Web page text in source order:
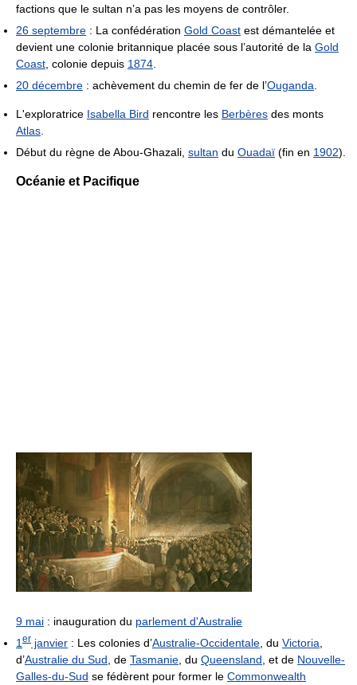
factions que le sultan n’a pas les moyens de contrôler.
26 septembre : La confédération Gold Coast est démantelée et
devient une colonie britannique placée sous l’autorité de la Gold
Coast, colonie depuis 1874.
20 décembre : achèvement du chemin de fer de l’Ouganda.
L'exploratrice Isabella Bird rencontre les Berbères des monts
Atlas.
Début du règne de Abou-Ghazali, sultan du Ouadaï (fin en 1902).
Océanie et Pacifique
9 mai : inauguration du parlement d'Australie
1 er janvier : Les colonies d’Australie-Occidentale , du Victoria
d’Australie du Sud , de Tasmanie , du Queensland , et de Nouvelle-
Galles-du-Sud se fédèrent pour former le Commonwealth